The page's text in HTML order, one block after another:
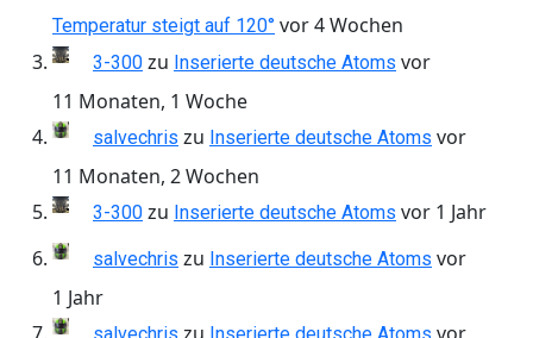
Temperatur steigt auf 120° vor 4 Wochen
3-300 zu Inserierte deutsche Atoms vor
11 Monaten, 1 Woche
salvechris zu Inserierte deutsche Atoms vor
11 Monaten, 2 Wochen
3-300 zu Inserierte deutsche Atoms vor 1 Jahr
salvechris zu Inserierte deutsche Atoms vor
1 Jahr